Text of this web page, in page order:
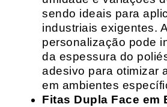
sendo ideais para
industriais exigentes. A
personalização pode
da espessura do
adesivo para otimizar
em ambientes
Fitas Dupla Face em